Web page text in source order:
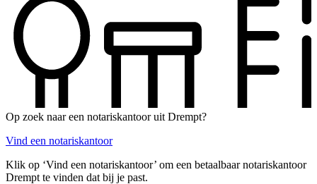
Op zoek naar een notariskantoor uit Drempt?
Vind een notariskantoor
Klik op ‘Vind een notariskantoor’ om een betaalbaar notariskantoor
Drempt te vinden dat bij je past.